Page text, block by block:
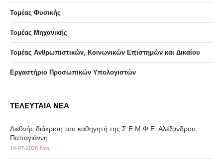
Τομέας Φυσικής
Τομέας Μηχανικής
Τομέας Ανθρωπιστικών, Κοινωνικών Επιστημών και Δικαίου
Eργαστήριo Προσωπικών Υπολογιστών
ΤΕΛΕΥΤΑΙΑ ΝΕΑ
Διεθνής διάκριση του καθηγητή της Σ.Ε.Μ.Φ.Ε. Αλέξανδρου
Παπαγιάννη
14-07-2026 Νέα